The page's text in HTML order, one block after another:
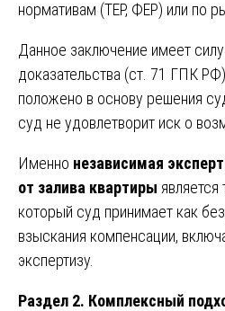
нормативам (ТЕР, ФЕР) или по
Данное заключение имеет
доказательства (ст. 71 ГПК
положено в основу решения
суд не удовлетворит иск о
Именно независимая
от залива квартиры
который суд принимает как
взыскания компенсации,
экспертизу.
Раздел 2. Комплексный